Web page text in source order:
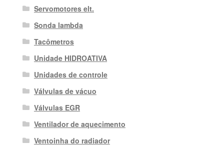
Servomotores elt.
Sonda lambda
Tacômetros
Unidade HIDROATIVA
Unidades de controle
Válvulas de vácuo
Válvulas EGR
Ventilador de aquecimento
Ventoinha do radiador